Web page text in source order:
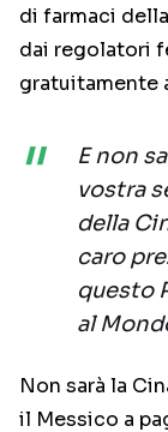
di farmaci
dai regolatori
gratuitamente
E non
vostra
della
caro
questo
al
Non sarà la
il Messico a